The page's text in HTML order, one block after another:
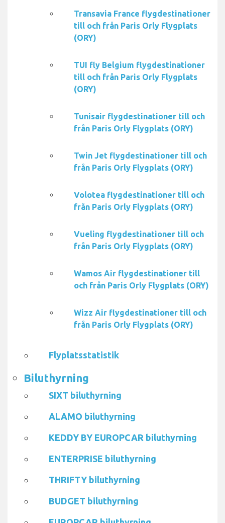
Transavia France flygdestinationer
till och från Paris Orly Flygplats
(ORY)
TUI fly Belgium flygdestinationer
till och från Paris Orly Flygplats
(ORY)
Tunisair flygdestinationer till och
från Paris Orly Flygplats (ORY)
Twin Jet flygdestinationer till och
från Paris Orly Flygplats (ORY)
Volotea flygdestinationer till och
från Paris Orly Flygplats (ORY)
Vueling flygdestinationer till och
från Paris Orly Flygplats (ORY)
Wamos Air flygdestinationer till
och från Paris Orly Flygplats (ORY)
Wizz Air flygdestinationer till och
från Paris Orly Flygplats (ORY)
Flyplatsstatistik
Biluthyrning
SIXT biluthyrning
ALAMO biluthyrning
KEDDY BY EUROPCAR biluthyrning
ENTERPRISE biluthyrning
THRIFTY biluthyrning
BUDGET biluthyrning